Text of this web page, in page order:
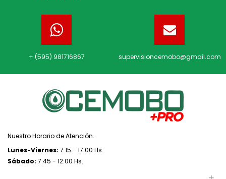
+ (595) 981716867 supervisioncemobo@gmail.com
Nuestro Horario de Atención.
Lunes-Viernes: 7:15 - 17:00 Hs.
Sábado: 7:45 - 12:00 Hs.